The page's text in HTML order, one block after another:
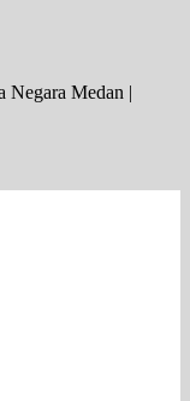
Negara Medan